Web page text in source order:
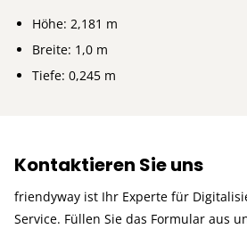
Höhe: 2,181 m
Breite: 1,0 m
Tiefe: 0,245 m
Kontaktieren Sie uns
friendyway ist Ihr Experte für
Service. Füllen Sie das Formular aus